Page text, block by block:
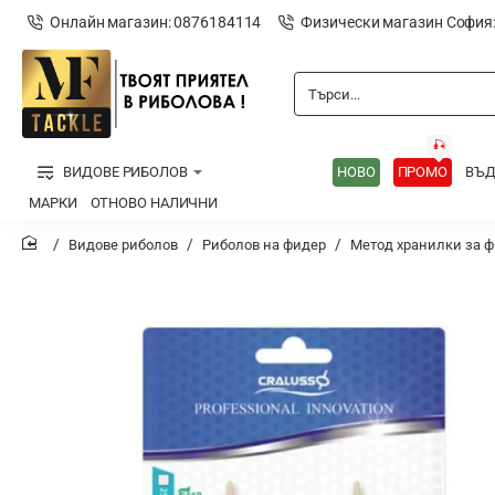
Онлайн магазин: 0876184114 Физически магазин
Търси...
ВИДОВЕ РИБОЛОВ НОВО ПРОМО
🎣
МАРКИ
ОТНОВО НАЛИЧНИ
Видове риболов Риболов на фидер Метод хранилки за